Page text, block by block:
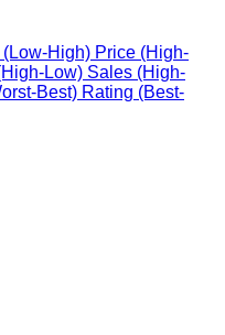
(Low-High) Price (High-
Low) Sales (High-
Best) Rating (Best-